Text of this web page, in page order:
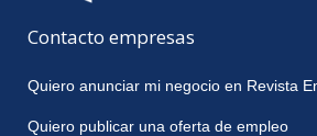
Contacto empresas
Quiero anunciar mi negocio en Revista
Quiero publicar una oferta de empleo